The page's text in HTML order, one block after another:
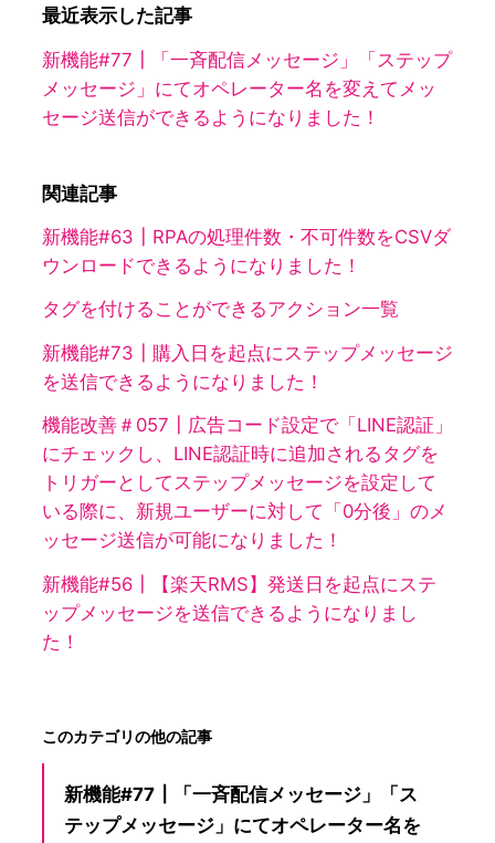
最近表示した記事
新機能#77┃「一斉配信メッセージ」「ステップ
メッセージ」にてオペレーター名を変えてメッ
セージ送信ができるようになりました！
関連記事
新機能#63┃RPAの処理件数・不可件数をCSVダ
ウンロードできるようになりました！
タグを付けることができるアクション一覧
新機能#73┃購入日を起点にステップメッセージ
を送信できるようになりました！
機能改善＃057┃広告コード設定で「LINE認証」
にチェックし、LINE認証時に追加されるタグを
トリガーとしてステップメッセージを設定して
いる際に、新規ユーザーに対して「0分後」のメ
ッセージ送信が可能になりました！
新機能#56┃【楽天RMS】発送日を起点にステ
ップメッセージを送信できるようになりまし
た！
このカテゴリの他の記事
新機能#77┃「一斉配信メッセージ」「ス
テップメッセージ」にてオペレーター名を